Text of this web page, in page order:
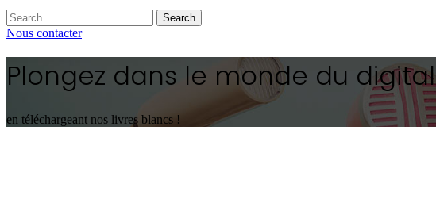
Search
Nous contacter
Plongez dans le monde du digital
en téléchargeant nos livres blancs !